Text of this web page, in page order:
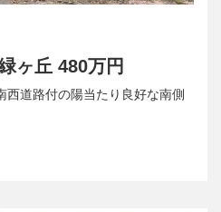
ヶ丘 480万円
西道路付の陽当たり良好な南側